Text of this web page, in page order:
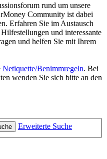
rund um unsere
Community ist dabei
Erfahren Sie im Austausch
und interessante
und helfen Sie mit Ihrem
Netiquette/Benimmregeln. Bei
wenden Sie sich bitte an den
Erweiterte Suche